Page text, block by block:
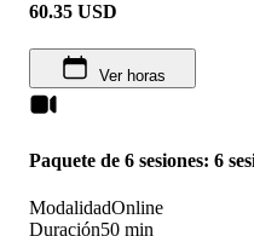
60.35 USD
Ver horas
Paquete de 6 sesiones: 6
ModalidadOnline
Duración50 min